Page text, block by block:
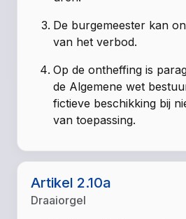
De burgemeester kan
van het verbod.
Op de ontheffing is
de Algemene wet
fictieve beschikking bij
van toepassing.
Artikel 2.10a
Draaiorgel